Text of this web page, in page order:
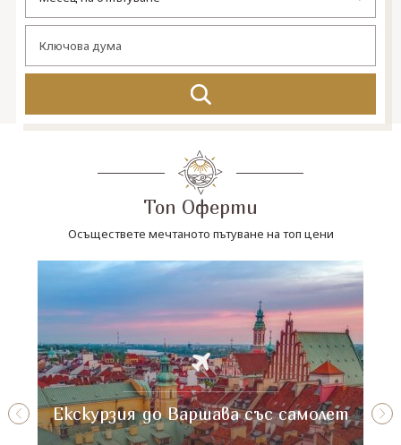
Топ Оферти
Осъществете мечтаното пътуване на топ цени
Екскурзия до Варшава със самолет